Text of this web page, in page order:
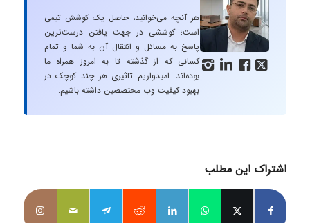
   
هر آنچه می‌خوانید، حاصل یک کوشش تیمی
است؛ کوششی در جهت یافتن درست‌ترین
پاسخ به مسائل و انتقال آن به شما و تمام
کسانی که از گذشته تا به امروز همراه ما
بوده‌اند. امیدواریم تاثیری هر چند کوچک در
بهبود کیفیت وب محتصصین داشته باشیم.
اشتراک این مطلب